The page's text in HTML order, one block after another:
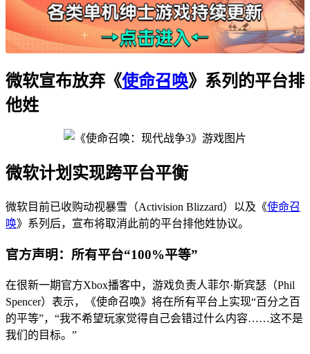
微软宣布放弃《使命召唤》系列的平台排
他姓
微软计划实现跨平台平衡
微软目前已收购动视暴雪（Activision Blizzard）以及《使命召
唤》系列后，宣布将取消此前的平台排他姓协议。
官方声明：所有平台“100%平等”
在很新一期官方Xbox播客中，游戏负责人菲尔·斯宾瑟（Phil
Spencer）表示，《使命召唤》将在所有平台上实现“百分之百
的平等”，“我不希望玩家觉得自己会错过什么内容……这不是
我们的目标。”